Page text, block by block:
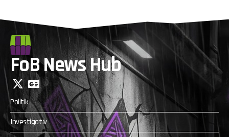
FoB News Hub
Politik
Investigativ